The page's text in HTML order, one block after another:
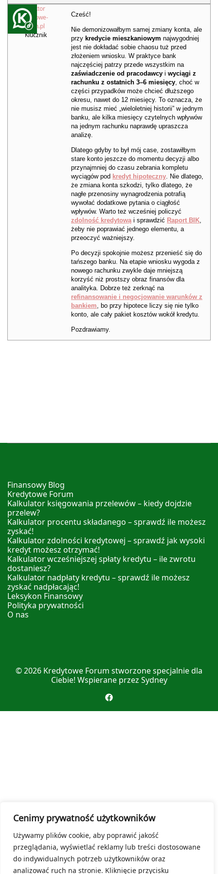
Cenimy prywatność użytkowników
Używamy plików cookie, aby poprawić jakość
przeglądania, wyświetlać reklamy lub treści dostosowane
do indywidualnych potrzeb użytkowników oraz
analizować ruch na stronie. Kliknięcie przycisku
Redaktor
Kredytowe-
Forum.pl
Klucznik
Cześć!
Nie demonizowałbym samej zmiany konta, ale
przy kredycie mieszkaniowym najwygodniej
jest nie dokładać sobie chaosu tuż przed
złożeniem wniosku. W praktyce bank
najczęściej patrzy przede wszystkim na
zaświadczenie od pracodawcy i wyciągi z
rachunku z ostatnich 3–6 miesięcy, choć w
części przypadków może chcieć dłuższego
okresu, nawet do 12 miesięcy. To oznacza, że
nie musisz mieć „wieloletniej historii” w jednym
banku, ale kilka miesięcy czytelnych wpływów
na jednym rachunku naprawdę upraszcza
analizę.
Dlatego gdyby to był mój case, zostawiłbym
stare konto jeszcze do momentu decyzji albo
przynajmniej do czasu zebrania kompletu
wyciągów pod kredyt hipoteczny. Nie dlatego,
że zmiana konta szkodzi, tylko dlatego, że
nagłe przenosiny wynagrodzenia potrafią
wywołać dodatkowe pytania o ciągłość
wpływów. Warto też wcześniej policzyć
zdolność kredytowąi sprawdzić Raport BIK,
żeby nie poprawiać jednego elementu, a
przeoczyć ważniejszy.
Po decyzji spokojnie możesz przenieść się do
tańszego banku. Na etapie wniosku wygoda z
nowego rachunku zwykle daje mniejszą
korzyść niż prostszy obraz finansów dla
analityka. Dobrze też zerknąć na
refinansowanie i negocjowanie warunków z
bankiem, bo przy hipotece liczy się nie tylko
konto, ale cały pakiet kosztów wokół kredytu.
Pozdrawiamy.
Finansowy Blog
Kredytowe Forum
Kalkulator księgowania przelewów – kiedy dojdzie
przelew?
Kalkulator procentu składanego – sprawdź ile możesz
zyskać!
Kalkulator zdolności kredytowej – sprawdź jak wysoki
kredyt możesz otrzymać!
Kalkulator wcześniejszej spłaty kredytu – ile zwrotu
dostaniesz?
Kalkulator nadpłaty kredytu – sprawdź ile możesz
zyskać nadpłacając!
Leksykon Finansowy
Polityka prywatności
O nas
© 2026 Kredytowe Forum stworzone specjalnie dla
Ciebie! Wspierane przez Sydney